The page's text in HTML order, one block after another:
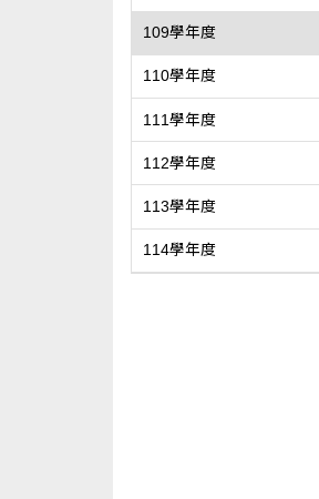
109學年度
110學年度
111學年度
112學年度
113學年度
114學年度